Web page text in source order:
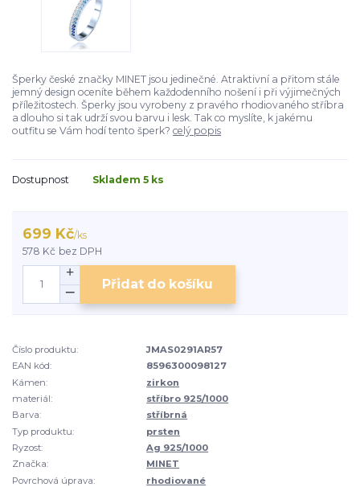
Šperky české značky MINET jsou jedinečné. Atraktivní a přitom stále
jemný design oceníte během každodenního nošení i při výjimečných
příležitostech. Šperky jsou vyrobeny z pravého rhodiovaného stříbra
a dlouho si tak udrží svou barvu i lesk. Tak co myslíte, k jakému
outfitu se Vám hodí tento šperk? celý popis
Dostupnost Skladem 5 ks
699 Kč/ks
578 Kč bez DPH
Přidat do košíku
Číslo produktu:
JMAS0291AR57
EAN kód:
8596300098127
Kámen:
zirkon
materiál:
stříbro 925/1000
Barva:
stříbrná
Typ produktu:
prsten
Ryzost:
Ag 925/1000
Značka:
MINET
Povrchová úprava:
rhodiované